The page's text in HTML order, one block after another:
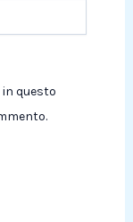
in questo